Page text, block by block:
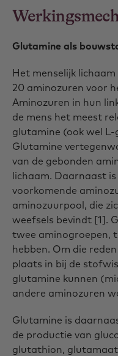
Glutamine als
Het menselijk
20 aminozuren voor
Aminozuren in hun
de mens het meest
glutamine (ook wel
Glutamine
van de gebonden
lichaam. Daarnaast
voorkomende
aminozuurpool, die
weefsels bevindt [1].
twee aminogroepen,
hebben. Om die
plaats in bij de
glutamine kunnen
andere aminozuren
Glutamine is
de productie van
glutathion,